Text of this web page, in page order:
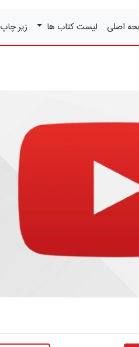
اصلی لیست کتاب ها زیر چاپ